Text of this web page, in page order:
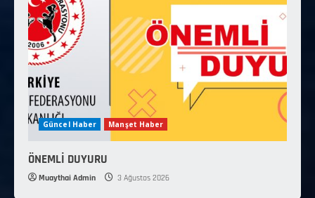
Güncel Haber Manşet Haber
ÖNEMLİ DUYURU
Muaythai Admin 3 Ağustos 2026